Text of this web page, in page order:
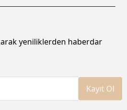
yeniliklerden haberdar
Kayıt Ol